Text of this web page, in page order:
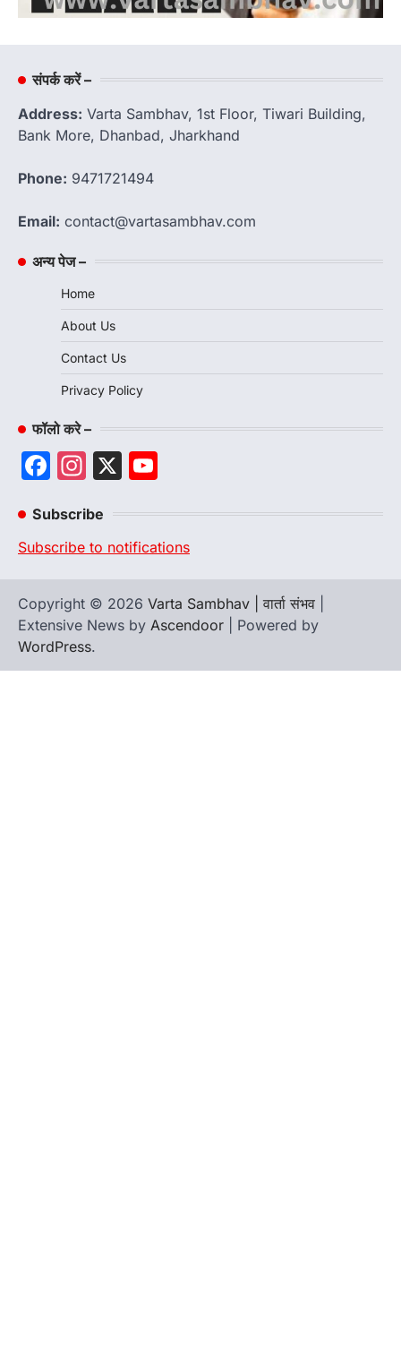
संपर्क करें –
Address: Varta Sambhav, 1st Floor, Tiwari Building,
Bank More, Dhanbad, Jharkhand
Phone: 9471721494
Email: contact@vartasambhav.com
अन्य पेज –
Home
About Us
Contact Us
Privacy Policy
फॉलो करे –
Facebook
Instagram
X
Subscribe
Subscribe to notifications
Copyright © 2026 Varta Sambhav | वार्ता संभव
Extensive News by Ascendoor | Powered by
WordPress.